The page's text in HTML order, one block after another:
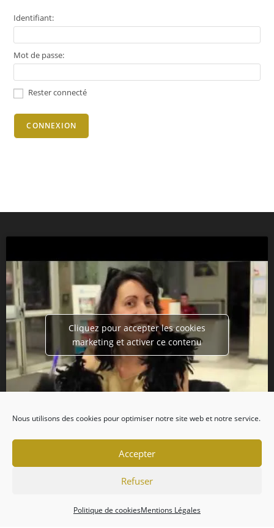
Nous utilisons des cookies pour optimiser notre site web et notre service.
Accepter
Refuser
Politique de cookiesMentions Légales
Identifiant:
Mot de passe:
Rester connecté
CONNEXION
Cliquez pour accepter les cookies
marketing et activer ce contenu